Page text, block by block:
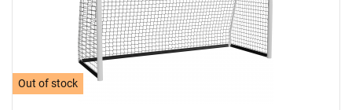
Out of stock